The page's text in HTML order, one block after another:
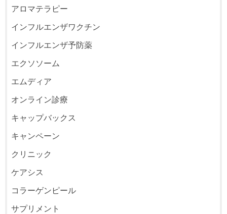
アロマテラピー
インフルエンザワクチン
インフルエンザ予防薬
エクソソーム
エムディア
オンライン診療
キャップバックス
キャンペーン
クリニック
ケアシス
コラーゲンピール
サプリメント